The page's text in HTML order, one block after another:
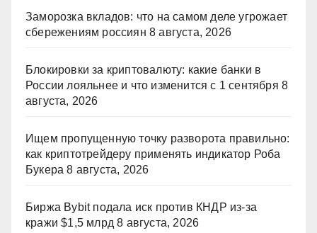
Заморозка вкладов: что на самом деле угрожает
сбережениям россиян 8 августа, 2026
Блокировки за криптовалюту: какие банки в
России лояльнее и что изменится с 1 сентября 8
августа, 2026
Ищем пропущенную точку разворота правильно:
как криптотрейдеру применять индикатор Роба
Букера 8 августа, 2026
Биржа Bybit подала иск против КНДР из‑за
кражи $1,5 млрд 8 августа, 2026